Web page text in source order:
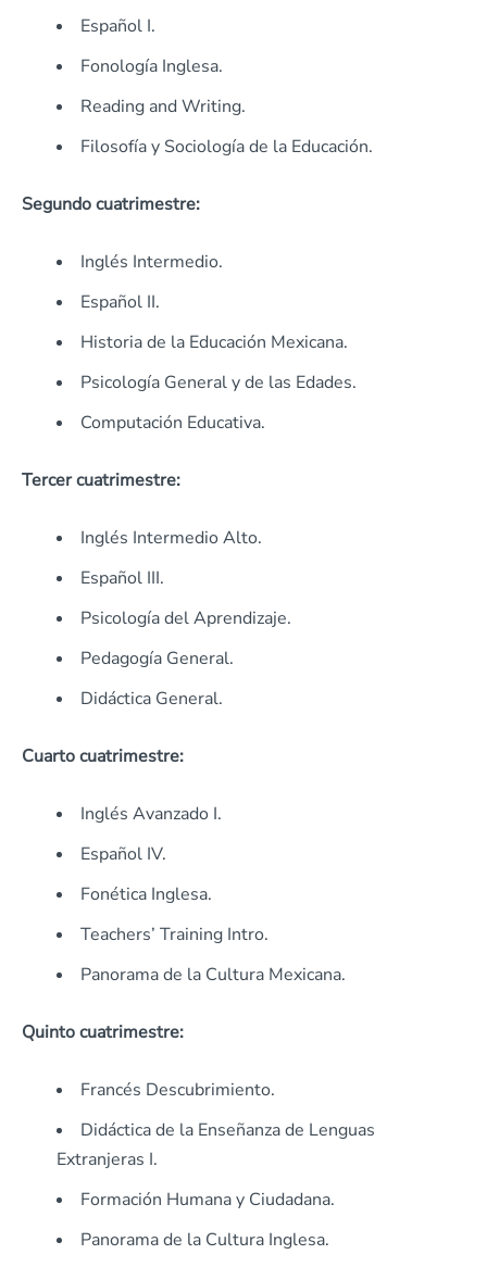
Español I.
Fonología Inglesa.
Reading and Writing.
Filosofía y Sociología de la Educación.
Segundo cuatrimestre:
Inglés Intermedio.
Español II.
Historia de la Educación Mexicana.
Psicología General y de las Edades.
Computación Educativa.
Tercer cuatrimestre:
Inglés Intermedio Alto.
Español III.
Psicología del Aprendizaje.
Pedagogía General.
Didáctica General.
Cuarto cuatrimestre:
Inglés Avanzado I.
Español IV.
Fonética Inglesa.
Teachers’ Training Intro.
Panorama de la Cultura Mexicana.
Quinto cuatrimestre:
Francés Descubrimiento.
Didáctica de la Enseñanza de Lenguas
Extranjeras I.
Formación Humana y Ciudadana.
Panorama de la Cultura Inglesa.